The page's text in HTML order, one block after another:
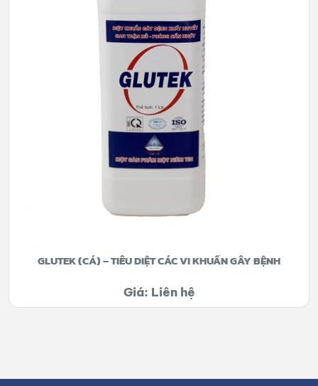
GLUTEK (CÁ) – TIÊU DIỆT CÁC VI KHUẨN GÂY BỆNH
Giá: Liên hệ